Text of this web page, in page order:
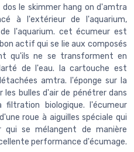
le skimmer hang on d'amtra
à l'extérieur de l'aquarium,
l'aquarium. cet écumeur est
actif qui se lie aux composés
qu'ils ne se transforment en
de l'eau. la cartouche est
amtra. l'éponge sur la
bulles d'air de pénétrer dans
biologique. l'écumeur
roue à aiguilles spéciale qui
se mélangent de manière
performance d'écumage.